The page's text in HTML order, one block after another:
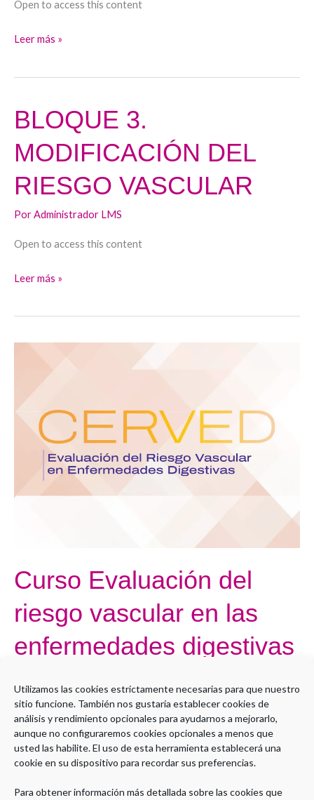
Utilizamos las cookies estrictamente necesarias para que nuestro
sitio funcione. También nos gustaría establecer cookies de
análisis y rendimiento opcionales para ayudarnos a mejorarlo,
aunque no configuraremos cookies opcionales a menos que
usted las habilite. El uso de esta herramienta establecerá una
cookie en su dispositivo para recordar sus preferencias.
Para obtener información más detallada sobre las cookies que
Open to access this content
Leer más »
BLOQUE 3.
MODIFICACIÓN DEL
RIESGO VASCULAR
PorAdministrador LMS
Open to access this content
BLOQUE
3.
MODIFICACIÓN
RIESGO
Leer más »
Curso Evaluación del
riesgo vascular en las
enfermedades digestivas
Open to access this content
riesgo
vascular
enfermedades
Leer más »